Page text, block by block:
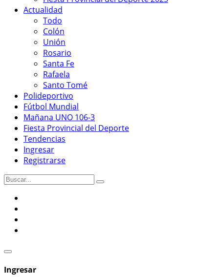
Actualidad
Todo
Colón
Unión
Rosario
Santa Fe
Rafaela
Santo Tomé
Polideportivo
Fútbol Mundial
Mañana UNO 106-3
Fiesta Provincial del Deporte
Tendencias
Ingresar
Registrarse
Ingresar